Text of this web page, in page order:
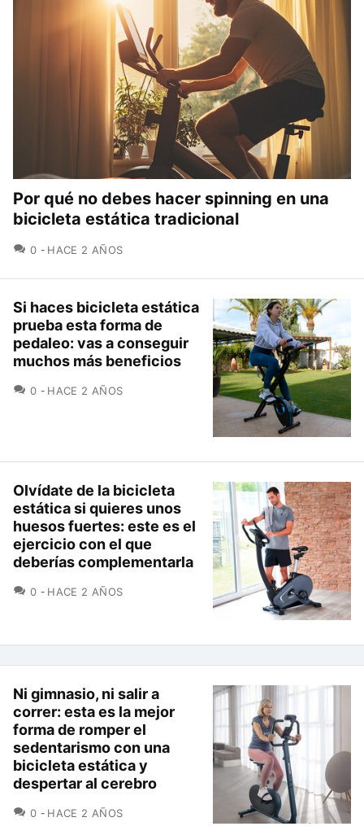
Por qué no debes hacer spinning en una
bicicleta estática tradicional
0 COMENTARIOS
HACE 2 AÑOS
Si haces bicicleta estática
prueba esta forma de
pedaleo: vas a conseguir
muchos más beneficios
0 COMENTARIOS
HACE 2 AÑOS
Olvídate de la bicicleta
estática si quieres unos
huesos fuertes: este es el
ejercicio con el que
deberías complementarla
0 COMENTARIOS
HACE 2 AÑOS
Ni gimnasio, ni salir a
correr: esta es la mejor
forma de romper el
sedentarismo con una
bicicleta estática y
despertar al cerebro
0 COMENTARIOS
HACE 2 AÑOS